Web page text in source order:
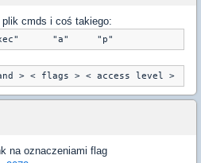
cmds i coś takiego:
"amx_exec"	"amx_exec"	"a"	"p"
> < flags > < access level >
na oznaczeniami flag